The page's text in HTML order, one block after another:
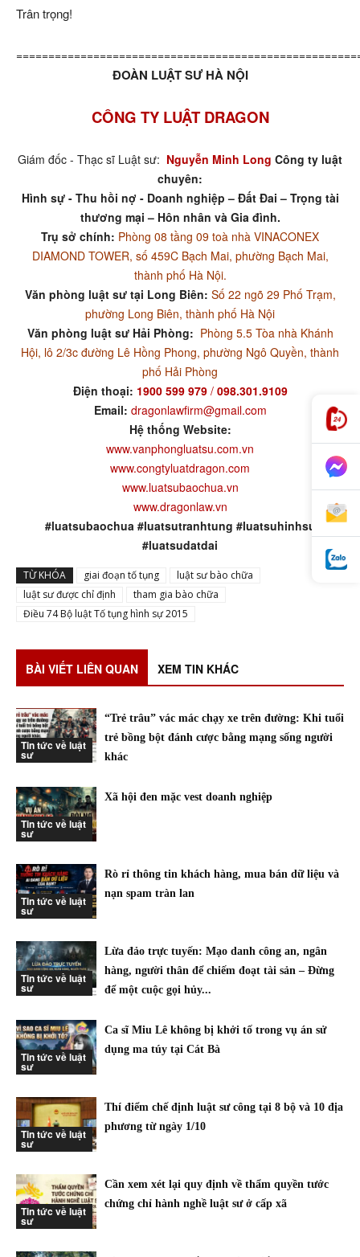
Trân trọng!
ĐOÀN LUẬT SƯ HÀ NỘI
CÔNG TY LUẬT DRAGON
Giám đốc - Thạc sĩ Luật sư: Nguyễn Minh Long Công ty luật
chuyên:
Hình sự - Thu hồi nợ - Doanh nghiệp – Đất Đai – Trọng tài
thương mại – Hôn nhân và Gia đình.
Trụ sở chính: Phòng 08 tầng 09 toà nhà VINACONEX
DIAMOND TOWER, số 459C Bạch Mai, phường Bạch Mai,
thành phố Hà Nội.
Văn phòng luật sư tại Long Biên: Số 22 ngõ 29 Phố Trạm,
phường Long Biên, thành phố Hà Nội
Văn phòng luật sư Hải Phòng: Phòng 5.5 Tòa nhà Khánh
Hội, lô 2/3c đường Lê Hồng Phong, phường Ngô Quyền, thành
phố Hải Phòng
Điện thoại: 1900 599 979/ 098.301.9109
Email: dragonlawfirm@gmail.com
Hệ thống Website:
www.vanphongluatsu.com.vn
www.congtyluatdragon.com
www.luatsubaochua.vn
www.dragonlaw.vn
#luatsubaochua #luatsutranhtung #luatsuhinhsu
#luatsudatdai
TỪ KHÓA giai đoạn tố tụng
luật sư bào chữa
luật sư được chỉ định
tham gia bào chữa
Điều 74 Bộ luật Tố tụng hình sự 2015
BÀI VIẾT LIÊN QUAN XEM TIN KHÁC
Tin tức về luật
sư
“Trẻ trâu” vác mác chạy xe trên đường: Khi tuổi
trẻ bồng bột đánh cược bằng mạng sống người
khác
Tin tức về luật
sư
Xã hội đen mặc vest doanh nghiệp
Tin tức về luật
sư
Rò rỉ thông tin khách hàng, mua bán dữ liệu và
nạn spam tràn lan
Tin tức về luật
sư
Lừa đảo trực tuyến: Mạo danh công an, ngân
hàng, người thân để chiếm đoạt tài sản – Đừng
để một cuộc gọi hủy...
Tin tức về luật
sư
Ca sĩ Miu Lê không bị khởi tố trong vụ án sử
dụng ma túy tại Cát Bà
Tin tức về luật
sư
Thí điểm chế định luật sư công tại 8 bộ và 10 địa
phương từ ngày 1/10
Tin tức về luật
sư
Cần xem xét lại quy định về thẩm quyền tước
chứng chỉ hành nghề luật sư ở cấp xã